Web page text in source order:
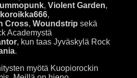
, Violent Garden,
,
Cross, Woundstrip sekä
Academystä
, kun taas Jyväskylä Rock
.
myötä Kuopiorockin